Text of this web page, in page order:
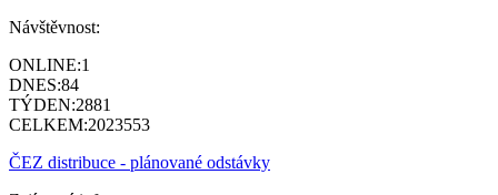
Návštěvnost:
ONLINE:1
DNES:84
TÝDEN:2881
CELKEM:2023553
ČEZ distribuce - plánované odstávky